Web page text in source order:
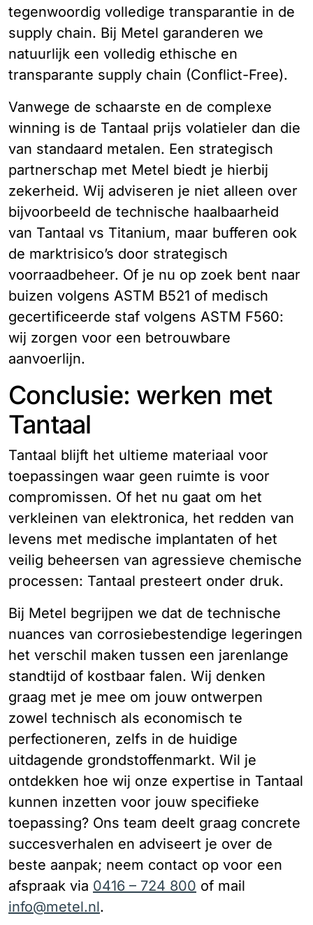
tegenwoordig volledige transparantie in de
supply chain. Bij Metel garanderen we
natuurlijk een volledig ethische en
transparante supply chain (Conflict-Free).
Vanwege de schaarste en de complexe
winning is de Tantaal prijs volatieler dan die
van standaard metalen. Een strategisch
partnerschap met Metel biedt je hierbij
zekerheid. Wij adviseren je niet alleen over
bijvoorbeeld de technische haalbaarheid
van Tantaal vs Titanium, maar bufferen ook
de marktrisico’s door strategisch
voorraadbeheer. Of je nu op zoek bent naar
buizen volgens ASTM B521 of medisch
gecertificeerde staf volgens ASTM F560:
wij zorgen voor een betrouwbare
aanvoerlijn.
Conclusie: werken met
Tantaal
Tantaal blijft het ultieme materiaal voor
toepassingen waar geen ruimte is voor
compromissen. Of het nu gaat om het
verkleinen van elektronica, het redden van
levens met medische implantaten of het
veilig beheersen van agressieve chemische
processen: Tantaal presteert onder druk.
Bij Metel begrijpen we dat de technische
nuances van corrosiebestendige legeringen
het verschil maken tussen een jarenlange
standtijd of kostbaar falen. Wij denken
graag met je mee om jouw ontwerpen
zowel technisch als economisch te
perfectioneren, zelfs in de huidige
uitdagende grondstoffenmarkt. Wil je
ontdekken hoe wij onze expertise in Tantaal
kunnen inzetten voor jouw specifieke
toepassing? Ons team deelt graag concrete
succesverhalen en adviseert je over de
beste aanpak; neem contact op voor een
afspraak via 0416 – 724 800 of mail
info@metel.nl.